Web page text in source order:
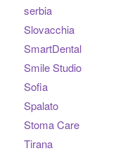
serbia
Slovacchia
SmartDental
Smile Studio
Sofia
Spalato
Stoma Care
Tirana